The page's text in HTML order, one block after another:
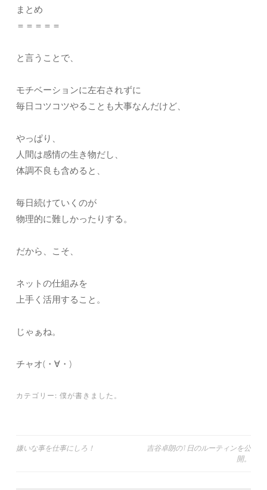
まとめ
＝＝＝＝＝
と言うことで、
モチベーションに左右されずに
毎日コツコツやることも大事なんだけど、
やっぱり、
人間は感情の生き物だし、
体調不良も含めると、
毎日続けていくのが
物理的に難しかったりする。
だから、こそ、
ネットの仕組みを
上手く活用すること。
じゃぁね。
チャオ(・∀・)
カテゴリー: 僕が書きました。
投
嫌いな事を仕事にしろ！
吉谷卓朗の1日のルーティンを公
開。